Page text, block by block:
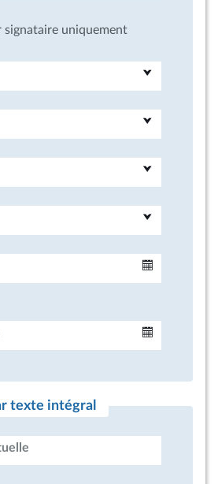
signataire uniquement
texte intégral